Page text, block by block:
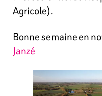
Agricole).
Bonne semaine en
Janzé